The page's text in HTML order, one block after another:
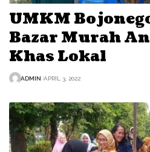
UMKM
Bazar Murah
Khas Lokal
ADMIN APRIL 3, 2022